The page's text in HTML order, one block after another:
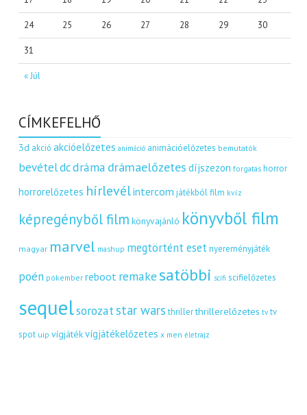
« Júl
24 25 26 27 28 29 30
31
CÍMKEFELHŐ
3d akció akcióelőzetes animáció animációelőzetes bemutatók
bevételdcdráma drámaelőzetes díjszezon forgatás horror
horrorelőzetes hírlevélintercom játékból film kvíz
képregényből film könyvajánló könyvből film
magyar marvel mashup megtörtént eset nyereményjáték
poén pókember reboot remakesatöbbi scifi scifielőzetes
sequelsorozatstar wars thriller thrillerelőzetes tv tv
spot uip vígjátékvígjátékelőzetes x men életrajz